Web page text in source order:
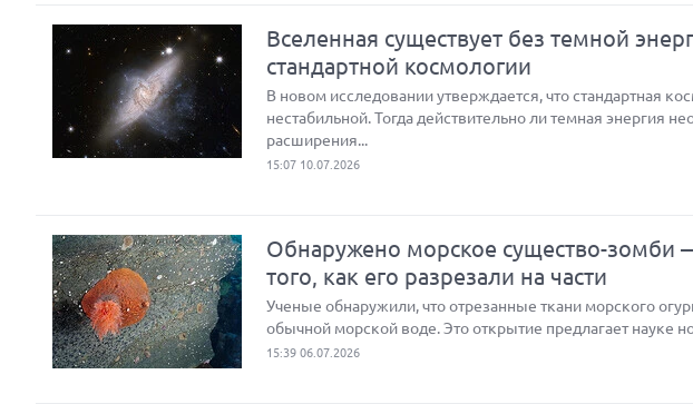
Вселенная существует без темной
стандартной космологии
В новом исследовании утверждается, что стандартная
нестабильной. Тогда действительно ли темная энергия
расширения...
15:07 10.07.2026
Обнаружено морское существо-зомби
того, как его разрезали на части
Ученые обнаружили, что отрезанные ткани морского
обычной морской воде. Это открытие предлагает науке
15:39 06.07.2026